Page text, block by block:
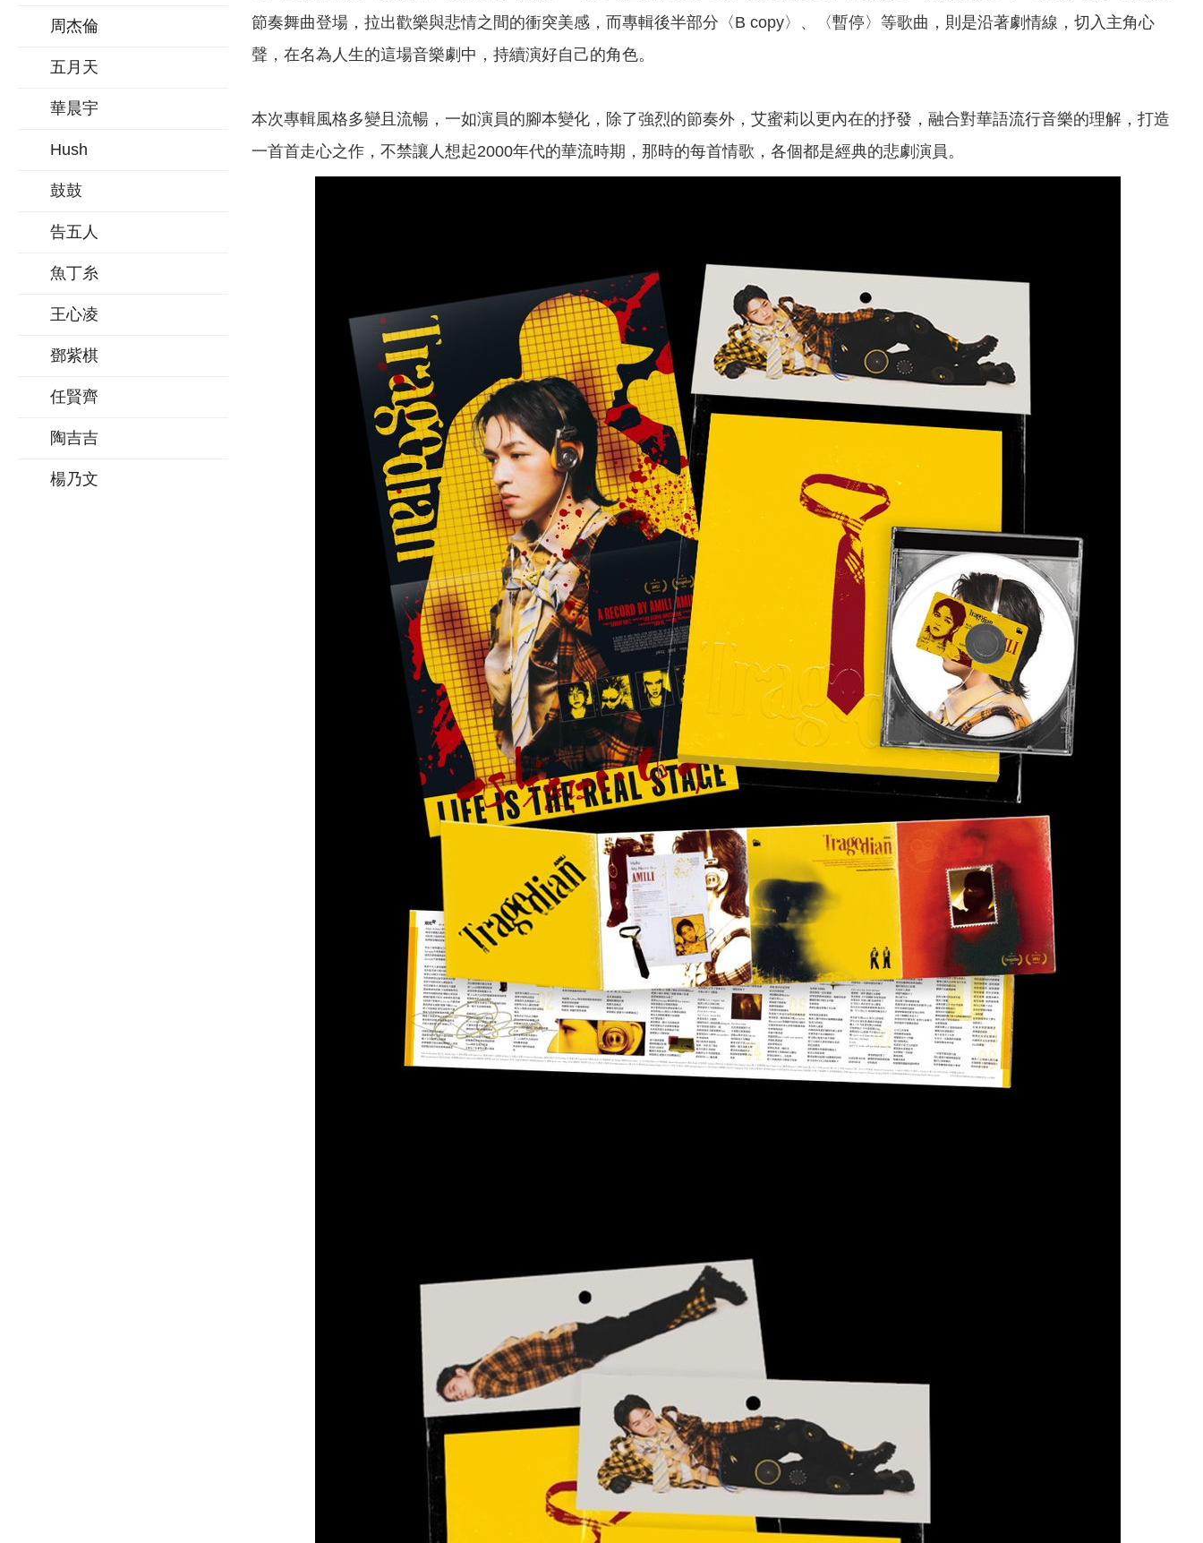
周杰倫
五月天
華晨宇
Hush
鼓鼓
告五人
魚丁糸
王心凌
鄧紫棋
任賢齊
陶吉吉
楊乃文
節奏舞曲登場，拉出歡樂與悲情之間的衝突美感，而專輯後半部分〈B copy〉、〈暫停〉等歌曲，則是沿著劇情線，切入主角心
聲，在名為人生的這場音樂劇中，持續演好自己的角色。
本次專輯風格多變且流暢，一如演員的腳本變化，除了強烈的節奏外，艾蜜莉以更內在的抒發，融合對華語流行音樂的理解，打造
一首首走心之作，不禁讓人想起2000年代的華流時期，那時的每首情歌，各個都是經典的悲劇演員。